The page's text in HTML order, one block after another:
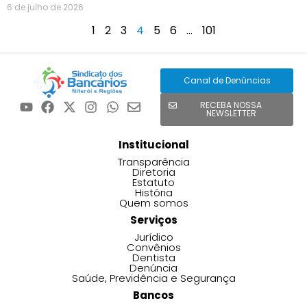
6 de julho de 2026
1 2 3 4 5 6 … 101
Canal de Denúncias
RECEBA NOSSA
NEWSLETTER
Institucional
Transparência
Diretoria
Estatuto
História
Quem somos
Serviços
Jurídico
Convênios
Dentista
Denúncia
Saúde, Previdência e Segurança
Bancos